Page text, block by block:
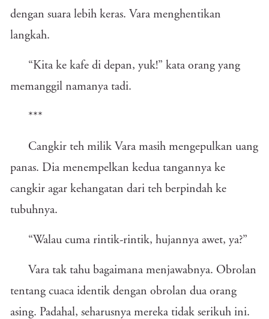
dengan suara lebih keras. Vara menghentikan
langkah.
“Kita ke kafe di depan, yuk!” kata orang yang
memanggil namanya tadi.
***
Cangkir teh milik Vara masih mengepulkan uang
panas. Dia menempelkan kedua tangannya ke
cangkir agar kehangatan dari teh berpindah ke
tubuhnya.
“Walau cuma rintik-rintik, hujannya awet, ya?”
Vara tak tahu bagaimana menjawabnya. Obrolan
tentang cuaca identik dengan obrolan dua orang
asing. Padahal, seharusnya mereka tidak serikuh ini.